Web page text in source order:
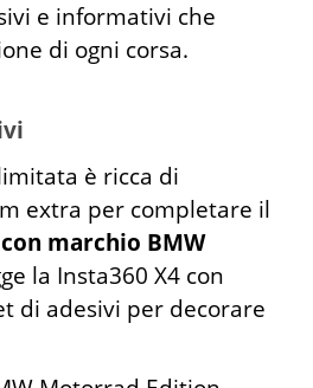
e informativi che
di ogni corsa.
è ricca di
extra per completare il
con marchio BMW
la Insta360 X4 con
di adesivi per decorare